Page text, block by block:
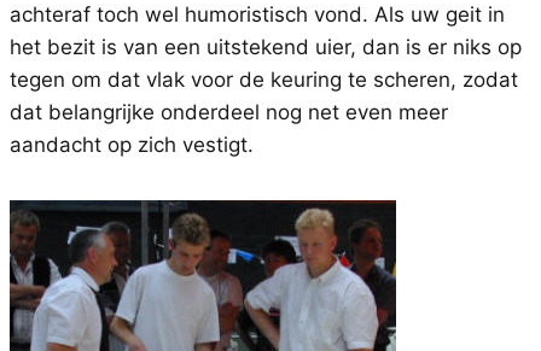
achteraf toch wel humoristisch vond. Als uw geit in
het bezit is van een uitstekend uier, dan is er niks op
tegen om dat vlak voor de keuring te scheren, zodat
dat belangrijke onderdeel nog net even meer
aandacht op zich vestigt.